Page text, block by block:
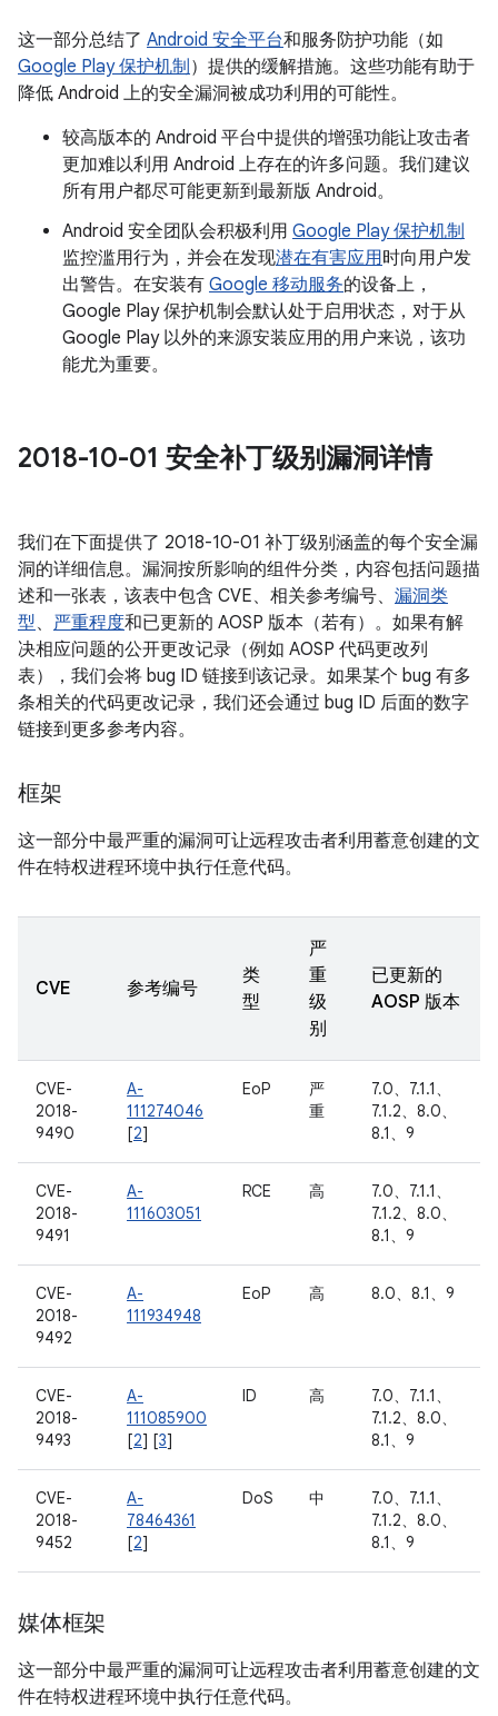
这一部分总结了 Android 安全平台和服务防护功能（如
Google Play 保护机制 ）提供的缓解措施。这些功能有助于
降低 Android 上的安全漏洞被成功利用的可能性。
较高版本的 Android 平台中提供的增强功能让攻击者
更加难以利用 Android 上存在的许多问题。我们建议
所有用户都尽可能更新到最新版 Android。
Android 安全团队会积极利用 Google Play 保护机制
监控滥用行为，并会在发现潜在有害应用时向用户发
出警告。在安装有 Google 移动服务的设备上，
Google Play 保护机制会默认处于启用状态，对于从
Google Play 以外的来源安装应用的用户来说，该功
能尤为重要。
2018-10-01 安全补丁级别漏洞详情
我们在下面提供了 2018-10-01 补丁级别涵盖的每个安全漏
洞的详细信息。漏洞按所影响的组件分类，内容包括问题描
述和一张表，该表中包含 CVE、相关参考编号、 漏洞类
型、 严重程度和已更新的 AOSP 版本（若有）。如果有解
决相应问题的公开更改记录（例如 AOSP 代码更改列
表），我们会将 bug ID 链接到该记录。如果某个 bug 有多
条相关的代码更改记录，我们还会通过 bug ID 后面的数字
链接到更多参考内容。
框架
这一部分中最严重的漏洞可让远程攻击者利用蓄意创建的文
件在特权进程环境中执行任意代码。
CVE 参考编号
类
型
严
重
级
别
已更新的
AOSP 版本
CVE-
2018-
9490
A-
111274046
[2]
EoP
严
重
7.0、7.1.1、
7.1.2、8.0、
8.1、9
CVE-
2018-
9491
A-
111603051
RCE 高
7.0、7.1.1、
7.1.2、8.0、
8.1、9
CVE-
2018-
9492
A-
111934948
EoP 高 8.0、8.1、9
CVE-
2018-
9493
A-
111085900
[2] [3]
ID 高
7.0、7.1.1、
7.1.2、8.0、
8.1、9
CVE-
2018-
9452
A-
78464361
[2]
DoS 中
7.0、7.1.1、
7.1.2、8.0、
8.1、9
媒体框架
这一部分中最严重的漏洞可让远程攻击者利用蓄意创建的文
件在特权进程环境中执行任意代码。